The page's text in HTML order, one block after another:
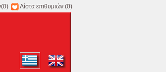
(0) Λίστα επιθυμιών (0)